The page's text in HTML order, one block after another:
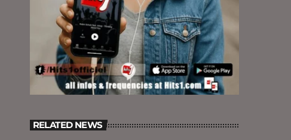
RELATED NEWS